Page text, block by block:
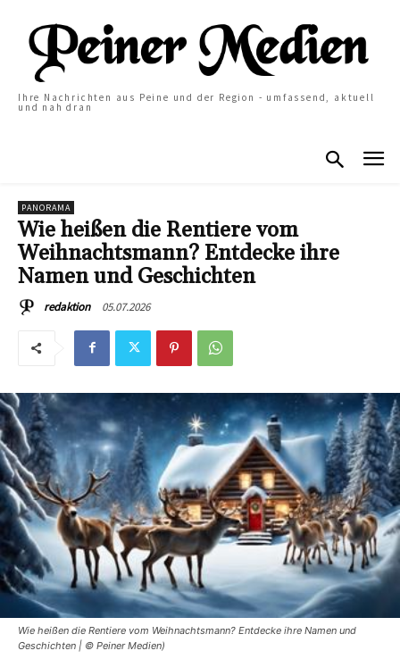
Ihre Nachrichten aus Peine und der Region - umfassend, aktuell
und nah dran
PANORAMA
Wie heißen die Rentiere vom
Weihnachtsmann? Entdecke ihre
Namen und Geschichten
redaktion 05.07.2026
Wie heißen die Rentiere vom Weihnachtsmann? Entdecke ihre Namen und
Geschichten | © Peiner Medien)